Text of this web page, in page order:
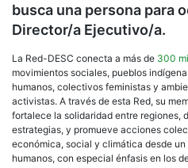
busca una persona para
Director/a Ejecutivo/a.
La Red-DESC conecta a más de 300
movimientos sociales, pueblos
humanos, colectivos feministas y
activistas. A través de esta Red, su
fortalece la solidaridad entre regiones,
estrategias, y promueve acciones
económica, social y climática desde
humanos, con especial énfasis en los